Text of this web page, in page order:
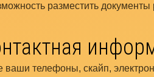
разместить документы
ваши телефоны, скайп,